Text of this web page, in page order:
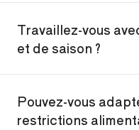
Travaillez-vous
et de saison ?
Pouvez-vous
restrictions